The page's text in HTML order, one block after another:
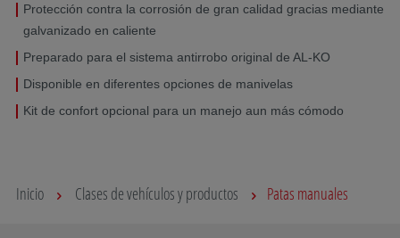
Protección contra la corrosión de gran calidad gracias mediante
galvanizado en caliente
Preparado para el sistema antirrobo original de AL-KO
Disponible en diferentes opciones de manivelas
Kit de confort opcional para un manejo aun más cómodo
Inicio Clases de vehículos y productos Patas manuales